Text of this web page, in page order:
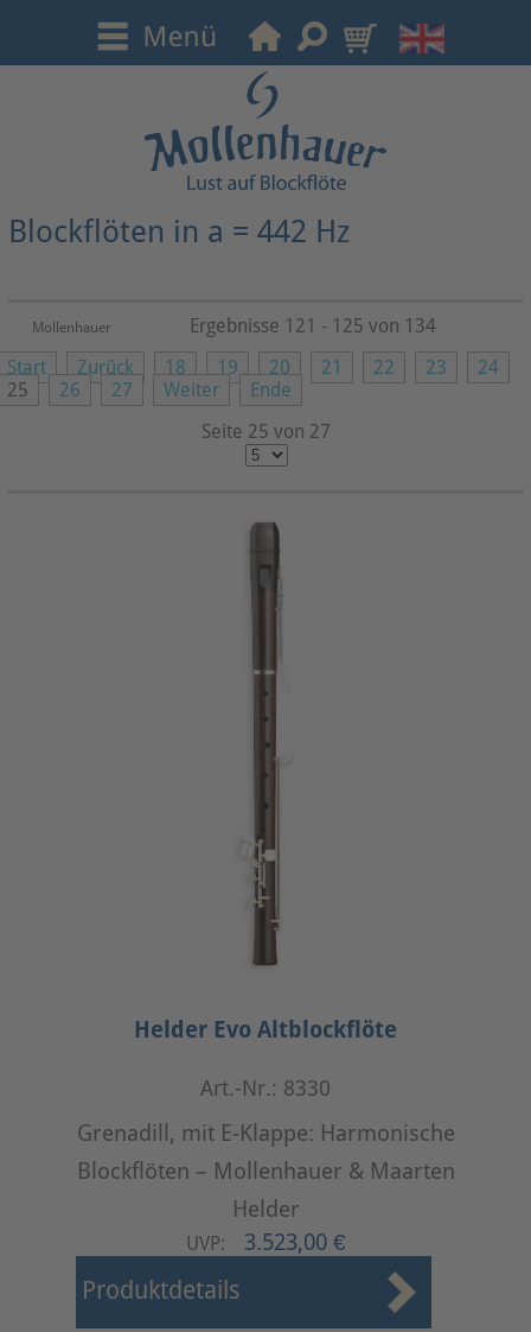
Blockflöten in a = 442 Hz
Mollenhauer
Start Zurück 18 19 20 21 22 23
24
25
26 27 Weiter
Ende
Seite 25 von 27
Ergebnisse 121 - 125 von 134
Helder Evo Altblockflöte
Art.-Nr.: 8330
Grenadill, mit E-Klappe: Harmonische
Blockflöten – Mollenhauer & Maarten
Helder
UVP: 3.523,00 €
Produktdetails